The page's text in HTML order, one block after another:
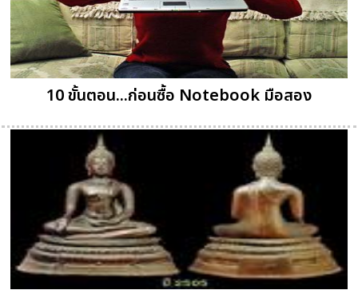
10 ขั้นตอน...ก่อนซื้อ Notebook มือสอง